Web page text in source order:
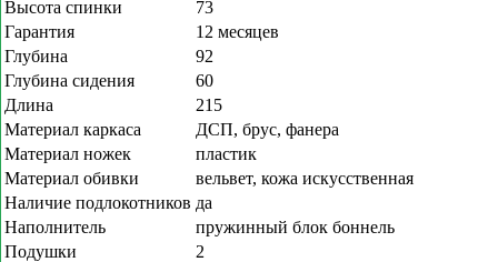
Высота спинки
73
Гарантия
12 месяцев
Глубина
92
Глубина сидения
60
Длина
215
Материал каркаса
ДСП, брус, фанера
Материал ножек
пластик
Материал обивки
вельвет, кожа искусственная
Наличие подлокотников да
Наполнитель
пружинный блок боннель
Подушки
2